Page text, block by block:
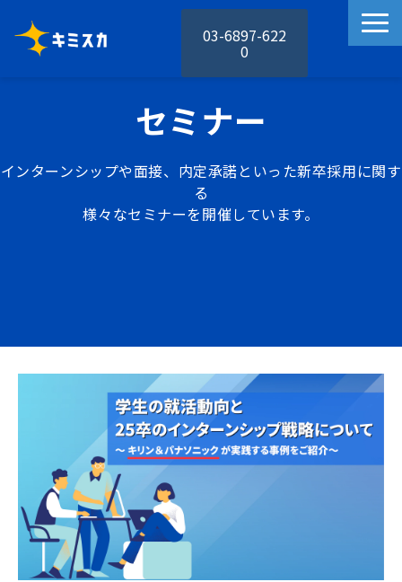
03-6897-622
0
キミスカの機能
料金プラン
お役立ち資料
セミナー
インターンシップや面接、内定承諾といった新卒採用に関す
る
様々なセミナーを開催しています。